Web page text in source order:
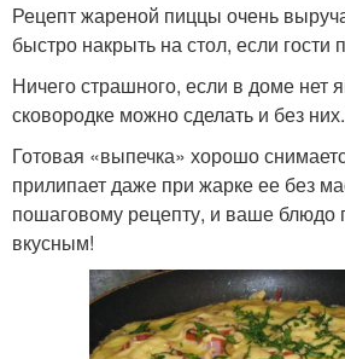
Рецепт жареной пиццы очень
быстро накрыть на стол, если
Ничего страшного, если в доме нет
сковородке можно сделать и без них.
Готовая «выпечка» хорошо
прилипает даже при жарке ее без
пошаговому рецепту, и ваше блюдо
вкусным!